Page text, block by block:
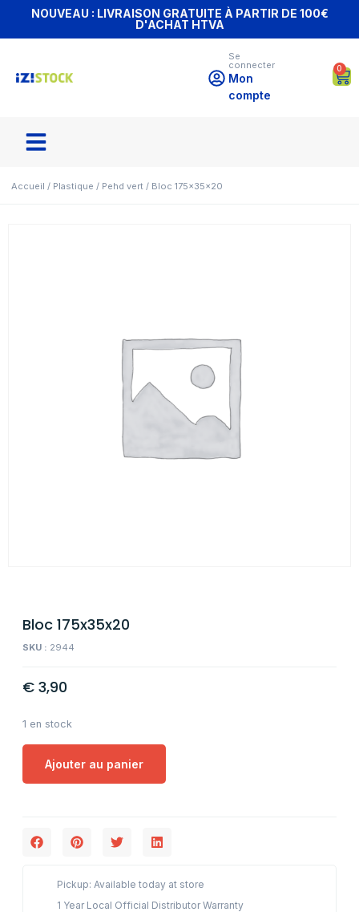
NOUVEAU : LIVRAISON GRATUITE À PARTIR DE 100€
D'ACHAT HTVA
Se
connecter
Mon
compte
0
Accueil / Plastique / Pehd vert / Bloc 175x35x20
Bloc 175x35x20
SKU : 2944
€ 3,90
1 en stock
Ajouter au panier
Pickup: Available today at store
1 Year Local Official Distributor Warranty